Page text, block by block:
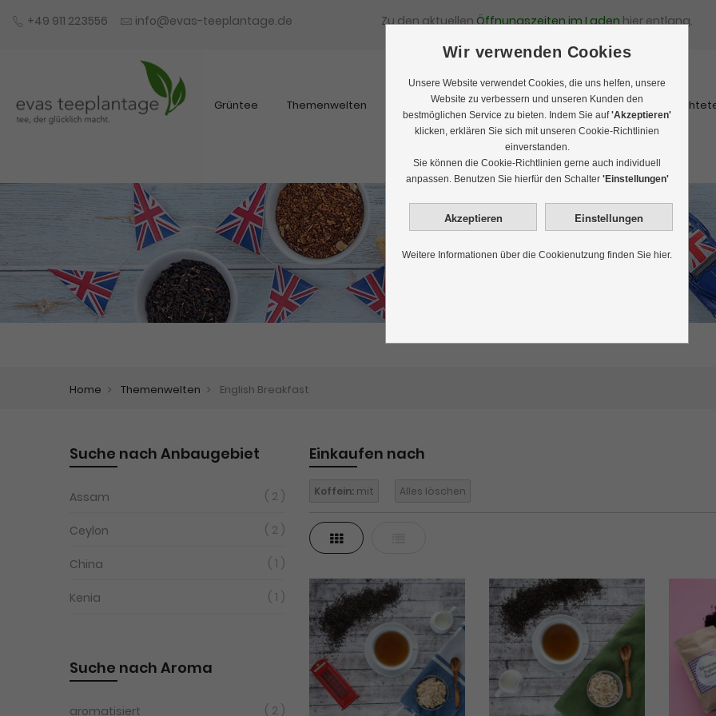
+49 911 223556 info@evas-teeplantage.de Zu den aktuellenÖffnungszeiten im Ladenhier entlang.
Grüntee Themenwelten Schwarztee Rooibostee Kräutertee
English Breakfast
Home Themenwelten English Breakfast
Einkaufen nach
Koffein: mit Alles löschen
Raster
Suche nach Anbaugebiet
Assam 2
Ceylon 2
China 1
Kenia 1
Suche nach Aroma
aromatisiert 2
Wir verwenden Cookies
Unsere Website verwendet Cookies, die uns helfen, unsere
Website zu verbessern und unseren Kunden den
bestmöglichen Service zu bieten. Indem Sie auf'Akzeptieren'
klicken, erklären Sie sich mit unseren Cookie-Richtlinien
einverstanden.
Sie können die Cookie-Richtlinien gerne auch individuell
anpassen. Benutzen Sie hierfür den Schalter 'Einstellungen'
Weitere Informationen über die Cookienutzung finden Sie hier.